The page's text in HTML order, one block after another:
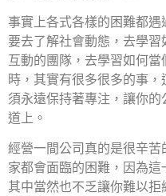
事實上各式各樣的困難都
要去了解社會動態，去學
互動的團隊，去學習如何
時，其實有很多很多的事
須永遠保持著專注，讓你
道上。
經營一間公司真的是很辛
家都會面臨的困難，因為這
其中當然也不乏讓你難以